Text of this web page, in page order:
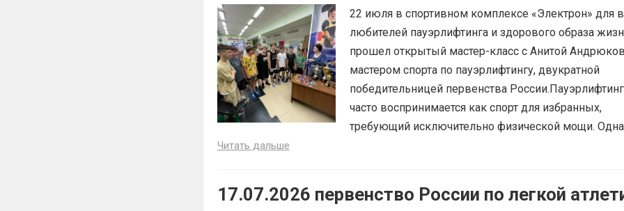
22 июля в спортивном комплексе «Электрон» для
любителей пауэрлифтинга и здорового образа
прошел открытый мастер-класс с Анитой
мастером спорта по пауэрлифтингу, двукратной
победительницей первенства России.Пауэрлифтинг
часто воспринимается как спорт для избранных,
требующий исключительно физической мощи.
Читать дальше
17.07.2026 первенство России по легкой